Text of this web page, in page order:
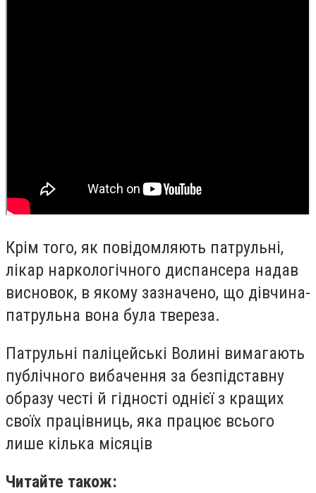
Крім того, як повідомляють патрульні,
лікар наркологічного диспансера надав
висновок, в якому зазначено, що дівчина-
патрульна вона була твереза.
Патрульні паліцейські Волині вимагають
публічного вибачення за безпідставну
образу честі й гідності однієї з кращих
своїх працівниць, яка працює всього
лише кілька місяців
Читайте також: